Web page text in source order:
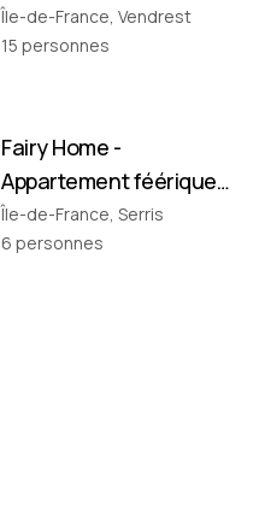
Pavillon)
Île-de-France, Vendrest
15 personnes
Appartement
thématique
Fairy Home -
Appartement féérique
• Disney à 10 min !
Île-de-France, Serris
6 personnes